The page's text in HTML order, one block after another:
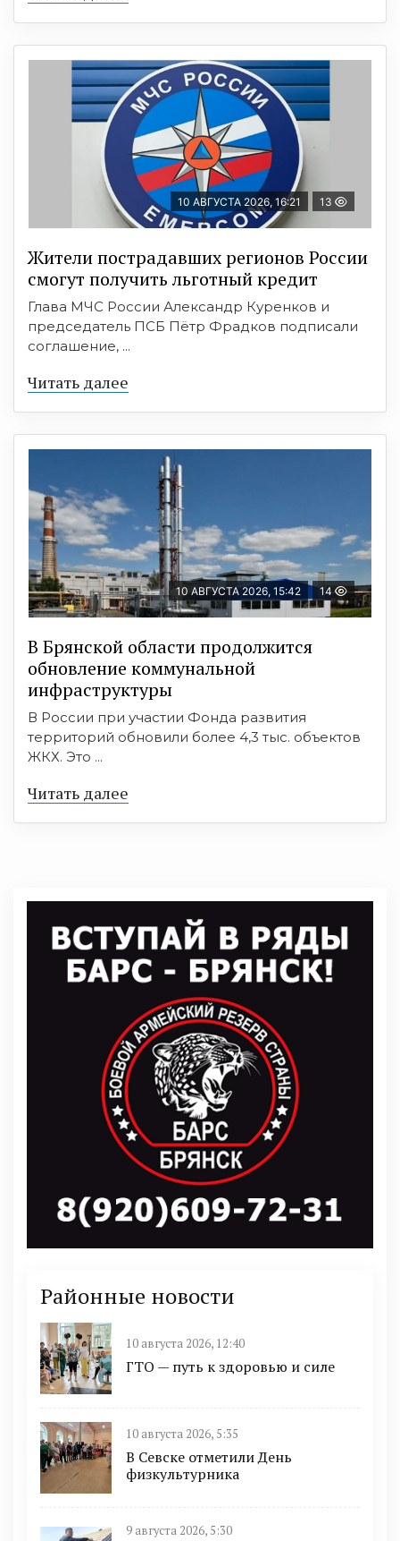
10 АВГУСТА 2026, 16:21 13
Жители пострадавших регионов России
смогут получить льготный кредит
Глава МЧС России Александр Куренков и
председатель ПСБ Пётр Фрадков подписали
соглашение, ...
Читать далее
10 АВГУСТА 2026, 15:42 14
В Брянской области продолжится
обновление коммунальной
инфраструктуры
В России при участии Фонда развития
территорий обновили более 4,3 тыс. объектов
ЖКХ. Это ...
Читать далее
Районные новости
10 августа 2026, 12:40
ГТО — путь к здоровью и силе
10 августа 2026, 5:35
В Севске отметили День
физкультурника
9 августа 2026, 5:30